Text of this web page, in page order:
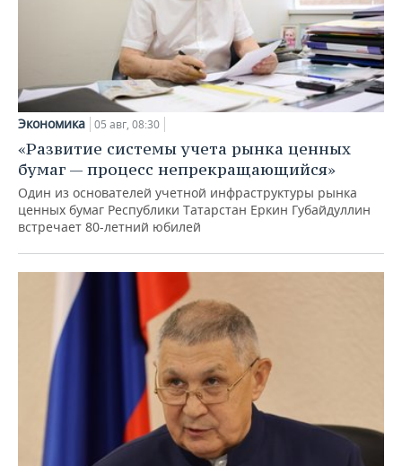
Экономика 05 авг, 08:30
«Развитие системы учета рынка ценных
бумаг — процесс непрекращающийся»
Один из основателей учетной инфраструктуры рынка
ценных бумаг Республики Татарстан Еркин Губайдуллин
встречает 80-летний юбилей